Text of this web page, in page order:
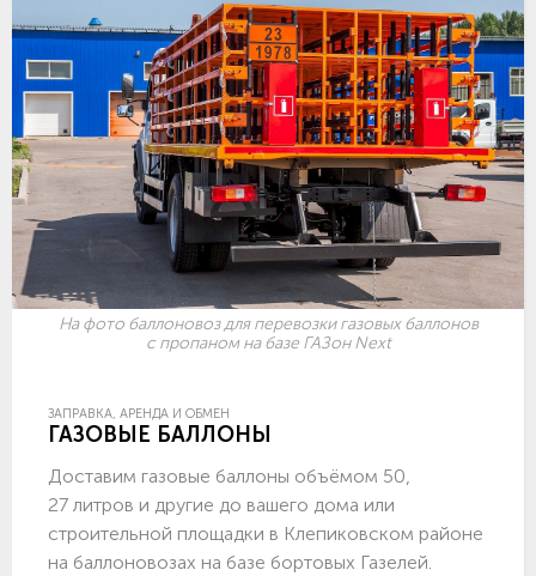
На фото баллоновоз для перевозки газовых баллонов
с пропаном на базе ГАЗон Next
ЗАПРАВКА, АРЕНДА И ОБМЕН
ГАЗОВЫЕ БАЛЛОНЫ
Доставим газовые баллоны объёмом 50,
27 литров и другие до вашего дома или
строительной площадки в Клепиковском районе
на баллоновозах на базе бортовых Газелей.